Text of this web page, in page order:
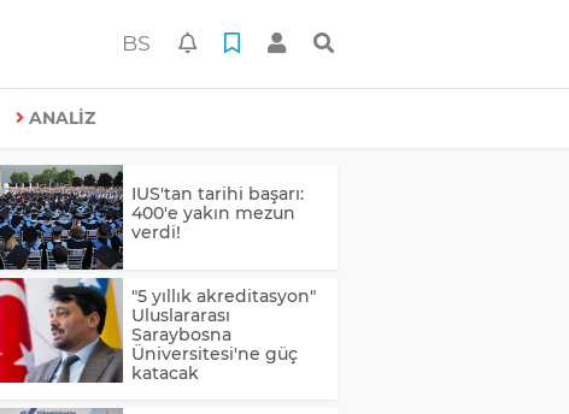
BS
ANALİZ
IUS'tan tarihi başarı:
400'e yakın mezun
verdi!
"5 yıllık akreditasyon"
Uluslararası
Saraybosna
Üniversitesi'ne güç
katacak